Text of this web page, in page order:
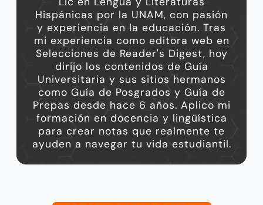
Hispánicas por la UNAM, con pasión
y experiencia en la educación. Tras
mi experiencia como editora web en
Selecciones de Reader's Digest, hoy
dirijo los contenidos de Guía
Universitaria y sus sitios hermanos
como Guía de Posgrados y Guía de
Prepas desde hace 6 años. Aplico mi
formación en docencia y lingüística
para crear notas que realmente te
ayuden a navegar tu vida estudiantil.